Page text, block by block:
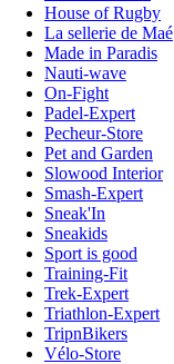
House of Rugby
La sellerie de Maé
Made in Paradis
Nauti-wave
On-Fight
Padel-Expert
Pecheur-Store
Pet and Garden
Slowood Interior
Smash-Expert
Sneak'In
Sneakids
Sport is good
Training-Fit
Trek-Expert
Triathlon-Expert
TripnBikers
Vélo-Store